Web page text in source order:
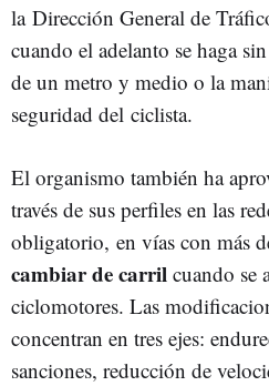
la Dirección General de
cuando el adelanto se haga
de un metro y medio o la
seguridad del ciclista.
El organismo también ha
través de sus perfiles en las
obligatorio, en vías con más
cambiar de carril cuando se
ciclomotores. Las
concentran en tres ejes:
sanciones, reducción de